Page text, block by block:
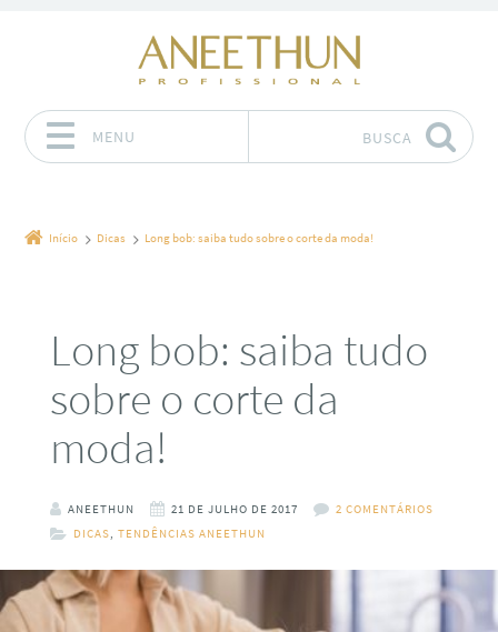
MENU BUSCA
Início Dicas Long bob: saiba tudo sobre o corte da moda!
Long bob: saiba tudo
sobre o corte da
moda!
ANEETHUN 21 DE JULHO DE 2017
2 COMENTÁRIOS
DICAS, TENDÊNCIAS ANEETHUN